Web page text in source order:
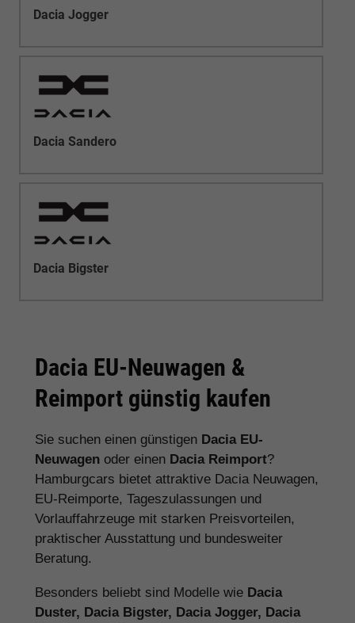
Dacia Jogger
Dacia Sandero
Dacia Bigster
Dacia EU-Neuwagen &
Reimport günstig kaufen
Sie suchen einen günstigen Dacia EU-
Neuwagen oder einen Dacia Reimport?
Hamburgcars bietet attraktive Dacia Neuwagen,
EU-Reimporte, Tageszulassungen und
Vorlauffahrzeuge mit starken Preisvorteilen,
praktischer Ausstattung und bundesweiter
Beratung.
Besonders beliebt sind Modelle wie Dacia
Duster, Dacia Bigster, Dacia Jogger, Dacia